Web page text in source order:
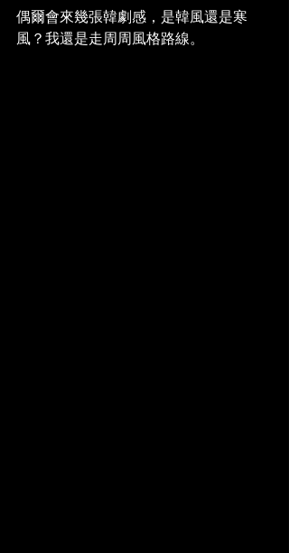
偶爾會來幾張韓劇感，是韓風還是寒
風？我還是走周周風格路線。